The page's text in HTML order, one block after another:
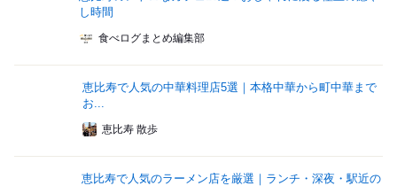
し時間
食べログまとめ編集部
恵比寿で人気の中華料理店5選｜本格中華から町中華まで
お...
恵比寿 散歩
恵比寿で人気のラーメン店を厳選｜ランチ・深夜・駅近の